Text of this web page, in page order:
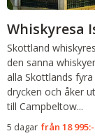
Whiskyresa
Skottland
den sanna
alla Skottlands
drycken och åker
till Campbeltow...
5 dagar från18 995:-